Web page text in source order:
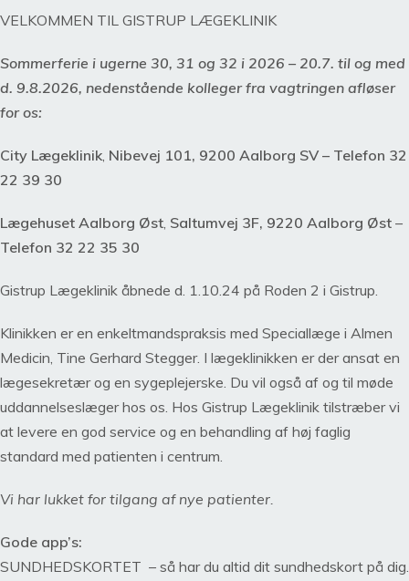
VELKOMMEN TIL GISTRUP LÆGEKLINIK
Sommerferie i ugerne 30, 31 og 32 i 2026 – 20.7. til og med
d. 9.8.2026, nedenstående kolleger fra vagtringen afløser
for os:
City Lægeklinik, Nibevej 101, 9200 Aalborg SV – Telefon 32
22 39 30
Lægehuset Aalborg Øst, Saltumvej 3F, 9220 Aalborg Øst –
Telefon 32 22 35 30
Gistrup Lægeklinik åbnede d. 1.10.24 på Roden 2 i Gistrup.
Klinikken er en enkeltmandspraksis med Speciallæge i Almen
Medicin, Tine Gerhard Stegger. I lægeklinikken er der ansat en
lægesekretær og en sygeplejerske. Du vil også af og til møde
uddannelseslæger hos os. Hos Gistrup Lægeklinik tilstræber vi
at levere en god service og en behandling af høj faglig
standard med patienten i centrum.
Vi har lukket for tilgang af nye patienter.
Gode app’s:
SUNDHEDSKORTET – så har du altid dit sundhedskort på dig.